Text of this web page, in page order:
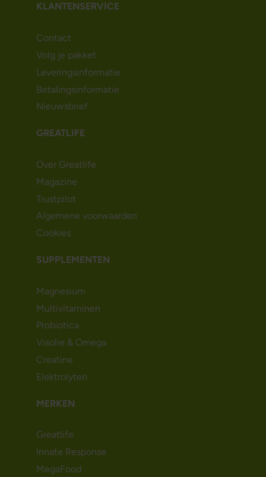
KLANTENSERVICE
Contact
Volg je pakket
Leveringsinformatie
Betalingsinformatie
Nieuwsbrief
GREATLIFE
Over Greatlife
Magazine
Trustpilot
Algemene voorwaarden
Cookies
SUPPLEMENTEN
Magnesium
Multivitaminen
Probiotica
Visolie & Omega
Creatine
Elektrolyten
MERKEN
Greatlife
Innate Response
MegaFood